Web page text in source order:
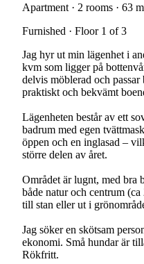
Apartment · 2 rooms · 63
Furnished · Floor 1 of 3
Jag hyr ut min lägenhet i
kvm som ligger på
delvis möblerad och
praktiskt och bekvämt
Lägenheten består av ett
badrum med egen
öppen och en inglasad –
större delen av året.
Området är lugnt, med bra
både natur och centrum
till stan eller ut i
Jag söker en skötsam
ekonomi. Små hundar är
Rökfritt.